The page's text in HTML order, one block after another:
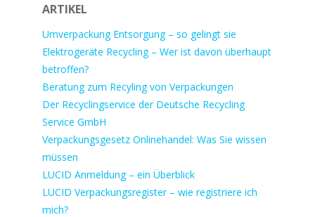
ARTIKEL
Umverpackung Entsorgung – so gelingt sie
Elektrogeräte Recycling – Wer ist davon überhaupt
betroffen?
Beratung zum Recyling von Verpackungen
Der Recyclingservice der Deutsche Recycling
Service GmbH
Verpackungsgesetz Onlinehandel: Was Sie wissen
müssen
LUCID Anmeldung – ein Überblick
LUCID Verpackungsregister – wie registriere ich
mich?